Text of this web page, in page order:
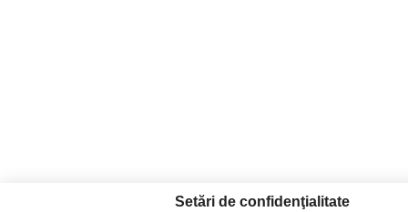
Setări de confidenţialitate